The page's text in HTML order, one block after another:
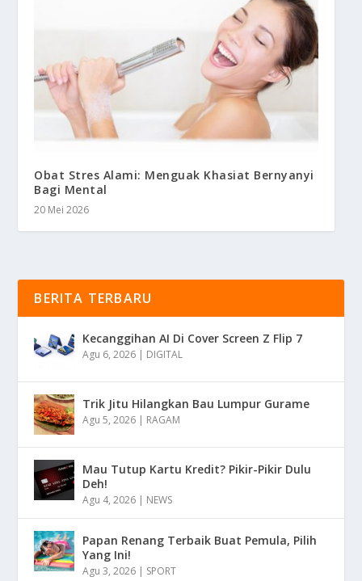
Obat Stres Alami: Menguak Khasiat Bernyanyi
Bagi Mental
20 Mei 2026
BERITA TERBARU
Kecanggihan AI Di Cover Screen Z Flip 7
Agu 6, 2026 | DIGITAL
Trik Jitu Hilangkan Bau Lumpur Gurame
Agu 5, 2026 | RAGAM
Mau Tutup Kartu Kredit? Pikir-Pikir Dulu
Deh!
Agu 4, 2026 | NEWS
Papan Renang Terbaik Buat Pemula, Pilih
Yang Ini!
Agu 3, 2026 | SPORT